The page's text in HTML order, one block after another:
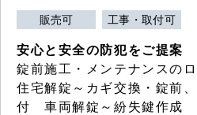
販売可 工事・取付可
安心と安全の防犯をご提案
錠前施工・メンテナンスの
住宅解錠～カギ交換・錠前
付 車両解錠～紛失鍵作成